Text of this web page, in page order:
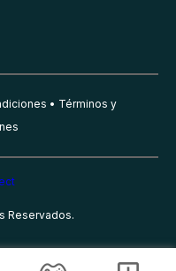
Términos y
Reservados.